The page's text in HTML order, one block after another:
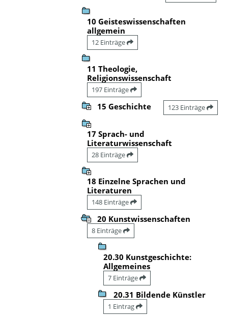
10 Geisteswissenschaften
allgemein
12 Einträge
11 Theologie,
Religionswissenschaft
197 Einträge
15 Geschichte 123 Einträge
17 Sprach- und
Literaturwissenschaft
28 Einträge
18 Einzelne Sprachen und
Literaturen
148 Einträge
20 Kunstwissenschaften
8 Einträge
20.30 Kunstgeschichte:
Allgemeines
7 Einträge
20.31 Bildende Künstler
1 Eintrag